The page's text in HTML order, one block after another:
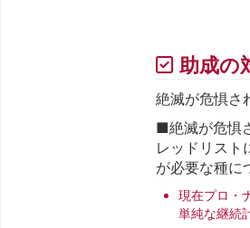
助成の
絶滅が危惧さ
■絶滅が危惧
レッドリスト
が必要な種に
現在プロ・
単純な継続